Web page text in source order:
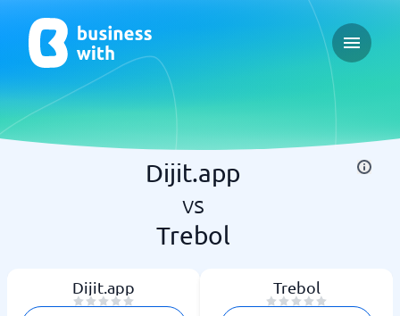
Open
Dijit.app
vs
Trebol
Dijit.app Trebol